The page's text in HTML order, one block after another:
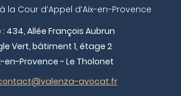
la Cour d’Appel d’Aix-en-Provence
434, Allée François Aubrun
Vert, bâtiment 1, étage 2
en-Provence - Le Tholonet
avocat.fr